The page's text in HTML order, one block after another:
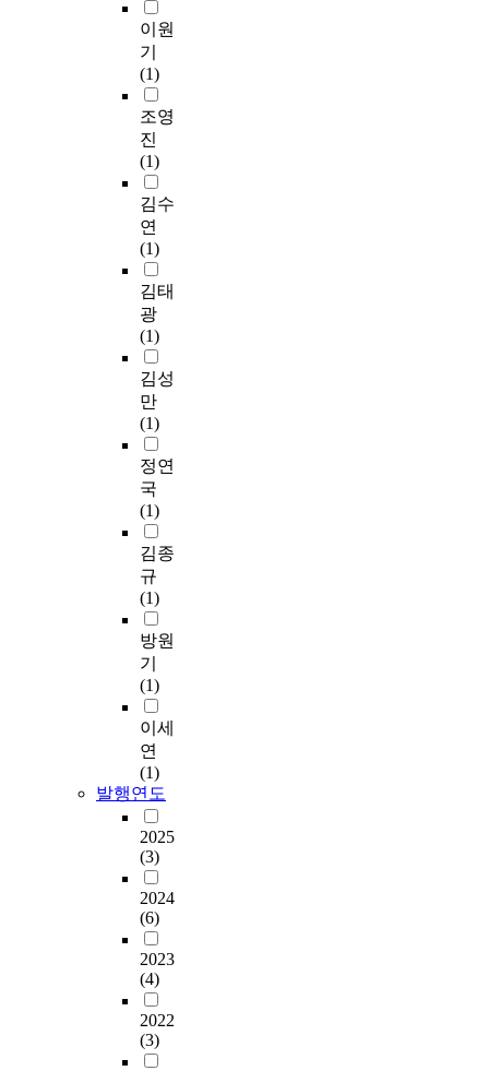
이원
기
(1)
조영
진
(1)
김수
연
(1)
김태
광
(1)
김성
만
(1)
정연
국
(1)
김종
규
(1)
방원
기
(1)
이세
연
(1)
발행연도
2025
(3)
2024
(6)
2023
(4)
2022
(3)